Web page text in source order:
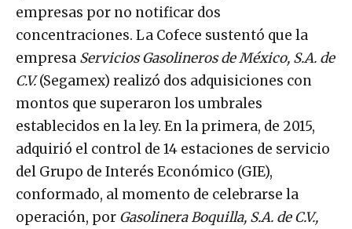
empresas por no notificar dos
concentraciones. La Cofece sustentó que la
empresa Servicios Gasolineros de México, S.A. de
C.V.(Segamex) realizó dos adquisiciones con
montos que superaron los umbrales
establecidos en la ley. En la primera, de 2015,
adquirió el control de 14 estaciones de servicio
del Grupo de Interés Económico (GIE),
conformado, al momento de celebrarse la
operación, por Gasolinera Boquilla, S.A. de C.V.,